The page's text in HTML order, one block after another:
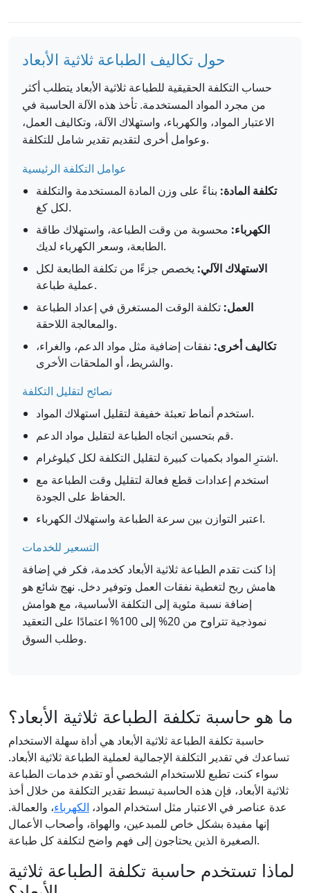
حول تكاليف الطباعة ثلاثية الأبعاد
حساب التكلفة الحقيقية للطباعة ثلاثية الأبعاد يتطلب أكثر
من مجرد المواد المستخدمة. تأخذ هذه الآلة الحاسبة في
الاعتبار المواد، والكهرباء، واستهلاك الآلة، وتكاليف العمل،
وعوامل أخرى لتقديم تقدير شامل للتكلفة.
عوامل التكلفة الرئيسية
تكلفة المادة: بناءً على وزن المادة المستخدمة والتكلفة
لكل كغ.
الكهرباء: محسوبة من وقت الطباعة، واستهلاك طاقة
الطابعة، وسعر الكهرباء لديك.
الاستهلاك الآلي: يخصص جزءًا من تكلفة الطابعة لكل
عملية طباعة.
العمل: تكلفة الوقت المستغرق في إعداد الطباعة
والمعالجة اللاحقة.
تكاليف أخرى: نفقات إضافية مثل مواد الدعم، والغراء،
والشريط، أو الملحقات الأخرى.
نصائح لتقليل التكلفة
استخدم أنماط تعبئة خفيفة لتقليل استهلاك المواد.
قم بتحسين اتجاه الطباعة لتقليل مواد الدعم.
اشترِ المواد بكميات كبيرة لتقليل التكلفة لكل كيلوغرام.
استخدم إعدادات قطع فعالة لتقليل وقت الطباعة مع
الحفاظ على الجودة.
اعتبر التوازن بين سرعة الطباعة واستهلاك الكهرباء.
التسعير للخدمات
إذا كنت تقدم الطباعة ثلاثية الأبعاد كخدمة، فكر في إضافة
هامش ربح لتغطية نفقات العمل وتوفير دخل. نهج شائع هو
إضافة نسبة مئوية إلى التكلفة الأساسية، مع هوامش
نموذجية تتراوح من 20% إلى 100% اعتمادًا على التعقيد
وطلب السوق.
ما هو حاسبة تكلفة الطباعة ثلاثية الأبعاد؟
حاسبة تكلفة الطباعة ثلاثية الأبعاد هي أداة سهلة الاستخدام
تساعدك في تقدير التكلفة الإجمالية لعملية الطباعة ثلاثية الأبعاد.
سواء كنت تطبع للاستخدام الشخصي أو تقدم خدمات الطباعة
ثلاثية الأبعاد، فإن هذه الحاسبة تبسط تقدير التكلفة من خلال أخذ
عدة عناصر في الاعتبار مثل استخدام المواد، الكهرباء، والعمالة.
إنها مفيدة بشكل خاص للمبدعين، والهواة، وأصحاب الأعمال
الصغيرة الذين يحتاجون إلى فهم واضح لتكلفة كل طباعة.
لماذا تستخدم حاسبة تكلفة الطباعة ثلاثية